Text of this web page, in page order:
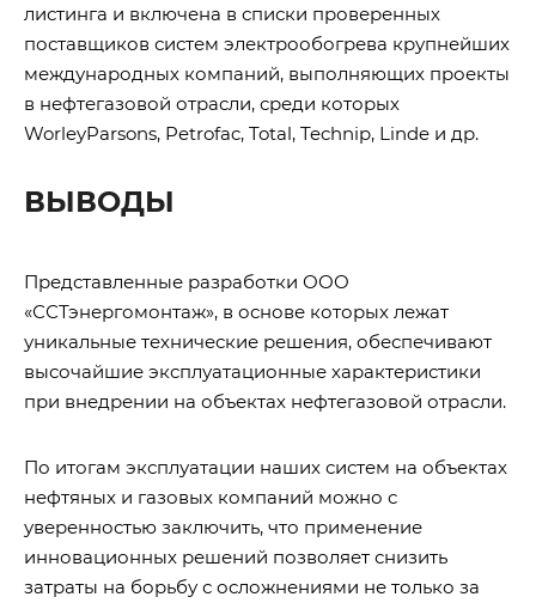
листинга и включена в списки проверенных
поставщиков систем электрообогрева крупнейших
международных компаний, выполняющих проекты
в нефтегазовой отрасли, среди которых
WorleyParsons, Petrofac, Total, Technip, Linde и др.
ВЫВОДЫ
Представленные разработки ООО
«ССТэнергомонтаж», в основе которых лежат
уникальные технические решения, обеспечивают
высочайшие эксплуатационные характеристики
при внедрении на объектах нефтегазовой отрасли.
По итогам эксплуатации наших систем на объектах
нефтяных и газовых компаний можно с
уверенностью заключить, что применение
инновационных решений позволяет снизить
затраты на борьбу с осложнениями не только за